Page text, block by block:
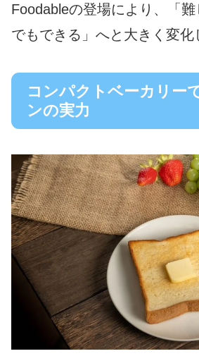
Foodableの登場により、「
でもできる」へと大きく変化
コンパクトベーカリー
ンの実力